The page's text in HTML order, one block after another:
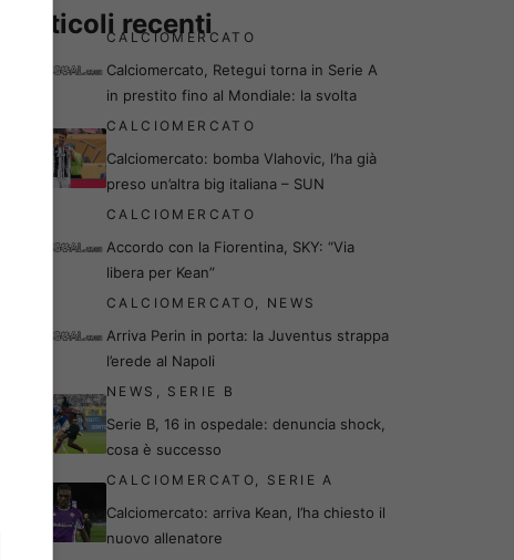
Articoli recenti
CALCIOMERCATO
Calciomercato, Retegui torna in Serie A
in prestito fino al Mondiale: la svolta
CALCIOMERCATO
Calciomercato: bomba Vlahovic, l’ha già
preso un’altra big italiana – SUN
CALCIOMERCATO
Accordo con la Fiorentina, SKY: “Via
libera per Kean”
CALCIOMERCATO, NEWS
Arriva Perin in porta: la Juventus strappa
l’erede al Napoli
NEWS , SERIE B
Serie B, 16 in ospedale: denuncia shock,
cosa è successo
CALCIOMERCATO, SERIE A
Calciomercato: arriva Kean, l’ha chiesto il
nuovo allenatore